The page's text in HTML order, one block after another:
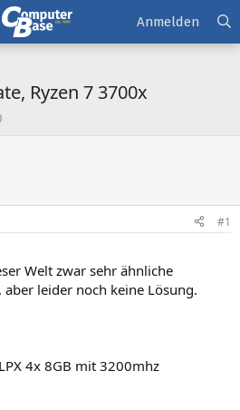
Anmelden
Ryzen 7 3700x
#1
Welt zwar sehr ähnliche
leider noch keine Lösung.
4x 8GB mit 3200mhz